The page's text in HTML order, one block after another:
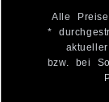
Alle
*
bzw. bei